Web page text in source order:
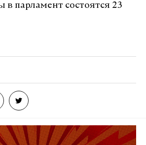
парламент состоятся 23